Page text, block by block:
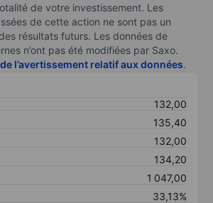
de votre investissement. Les
de cette action ne sont pas un
résultats futurs. Les données de
n’ont pas été modifiées par Saxo.
l’avertissement relatif aux données.
132,00
135,40
132,00
134,20
1 047,00
33,13%